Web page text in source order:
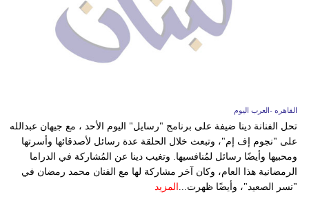
القاهره -العرب اليوم
تحل الفنانة دينا ضيفة على برنامج "رسايل" اليوم الأحد ، مع جيهان عبدالله
على "نجوم إف إم"، وتبعث خلال الحلقة عدة رسائل لأصدقائها وأسرتها
ومحبيها وأيضًا رسائل لمُنافسيها. وتغيب دينا عن المُشاركة في الدراما
الرمضانية هذا العام، وكان آخر مشاركة لها مع الفنان محمد رمضان في
"نسر الصعيد"، وأيضًا ظهرت... المزيد